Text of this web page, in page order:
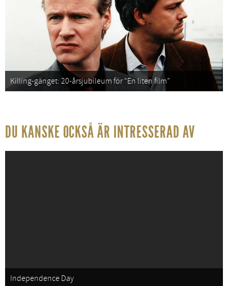
Killing-gänget: 20-årsjubileum för “En liten film”
DU KANSKE OCKSÅ ÄR INTRESSERAD AV
Independence Day